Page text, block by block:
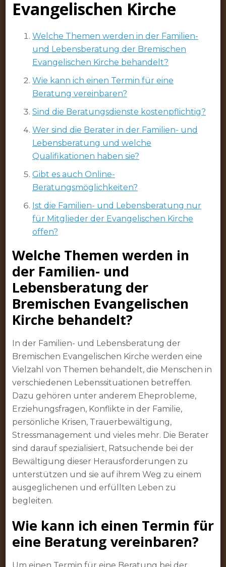
Evangelischen Kirche
Welche Themen werden in der Familien-
und Lebensberatung der Bremischen
Evangelischen Kirche behandelt?
Wie kann ich einen Termin für eine
Beratung vereinbaren?
Sind die Beratungsdienste kostenpflichtig?
Wer sind die Berater in der Familien- und
Lebensberatung und welche
Qualifikationen haben sie?
Gibt es auch Online-
Beratungsmöglichkeiten?
Ist die Familien- und Lebensberatung nur
für Mitglieder der Evangelischen Kirche
offen?
Welche Themen werden in
der Familien- und
Lebensberatung der
Bremischen Evangelischen
Kirche behandelt?
In der Familien- und Lebensberatung der
Bremischen Evangelischen Kirche werden eine
Vielzahl von Themen behandelt, die Menschen in
verschiedenen Lebenssituationen betreffen.
Dazu gehören unter anderem Eheprobleme,
Erziehungsfragen, Konflikte in der Familie,
persönliche Krisen, Trauerbewältigung,
Stressmanagement und vieles mehr. Die Berater
sind darauf spezialisiert, Ratsuchende bei der
Bewältigung dieser Herausforderungen zu
unterstützen und sie auf ihrem Weg zu einem
ausgeglichenen und erfüllten Leben zu
begleiten.
Wie kann ich einen Termin für
eine Beratung vereinbaren?